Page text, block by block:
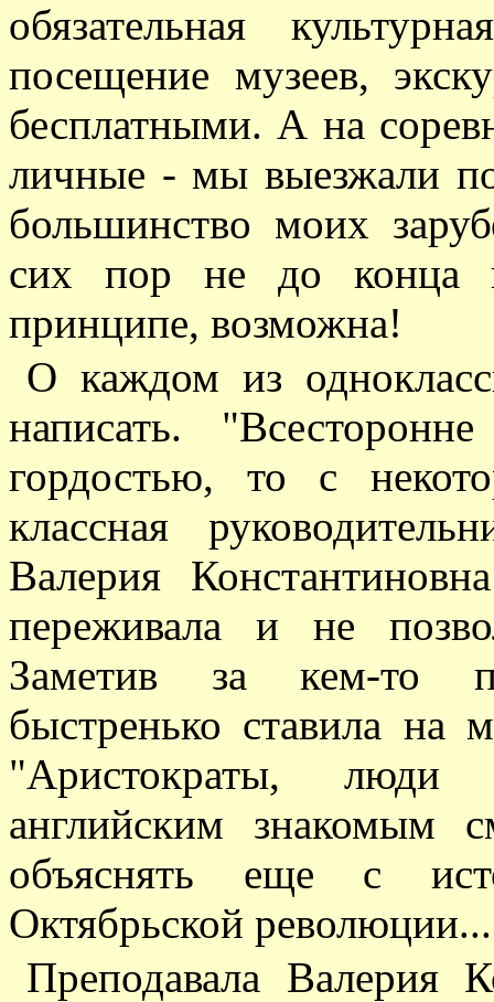
обязательная
посещение музеев,
бесплатными. А на
личные - мы выезжали
большинство моих
сих пор не до конца
принципе, возможна!
О каждом из
написать.
гордостью, то с
классная
Валерия
переживала и не
Заметив за кем-то
быстренько ставила на
"Аристократы,
английским знакомым
объяснять еще с
Октябрьской революции...
Преподавала Валерия